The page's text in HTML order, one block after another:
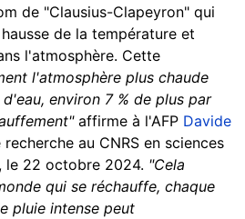
de "Clausius-Clapeyron" qui
de la température et
l'atmosphère. Cette
l'atmosphère plus chaude
environ 7 % de plus par
affirme à l'AFP Davide
au CNRS en sciences
le 22 octobre 2024. "Cela
qui se réchauffe, chaque
pluie intense peut